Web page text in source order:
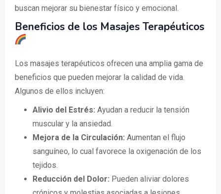
buscan mejorar su bienestar físico y emocional.
Beneficios de los Masajes Terapéuticos
Los masajes terapéuticos ofrecen una amplia gama de
beneficios que pueden mejorar la calidad de vida.
Algunos de ellos incluyen:
Alivio del Estrés: Ayudan a reducir la tensión
muscular y la ansiedad.
Mejora de la Circulación: Aumentan el flujo
sanguíneo, lo cual favorece la oxigenación de los
tejidos.
Reducción del Dolor: Pueden aliviar dolores